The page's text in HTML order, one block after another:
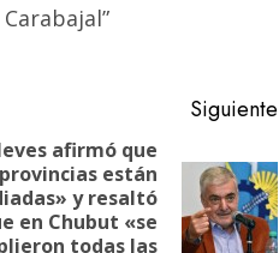
Siguiente
afirmó que
están
y resaltó
en Chubut «se
todas las